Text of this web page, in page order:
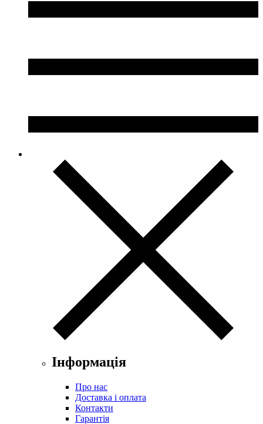
Інформація
Про нас
Доставка і оплата
Контакти
Гарантія